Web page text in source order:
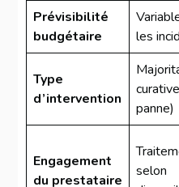
Prévisibilité
budgétaire
les
Type
d’intervention
panne)
Engagement
du prestataire
selon